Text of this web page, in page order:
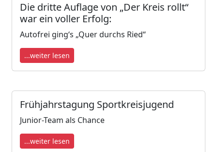
Die dritte Auflage von „Der Kreis rollt“
war ein voller Erfolg:
Autofrei ging‘s „Quer durchs Ried“
...weiter lesen
Frühjahrstagung Sportkreisjugend
Junior-Team als Chance
...weiter lesen